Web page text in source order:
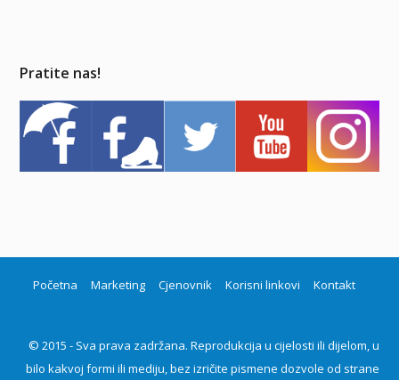
Pratite nas!
Početna Marketing Cjenovnik Korisni linkovi Kontakt
© 2015 - Sva prava zadržana. Reprodukcija u cijelosti ili dijelom, u
bilo kakvoj formi ili mediju, bez izričite pismene dozvole od strane